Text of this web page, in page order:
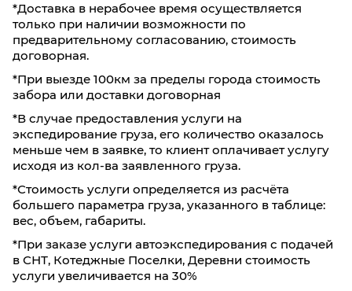
*Доставка в нерабочее время осуществляется
только при наличии возможности по
предварительному согласованию, стоимость
договорная.
*При выезде 100км за пределы города стоимость
забора или доставки договорная
*В случае предоставления услуги на
экспедирование груза, его количество оказалось
меньше чем в заявке, то клиент оплачивает услугу
исходя из кол-ва заявленного груза.
*Стоимость услуги определяется из расчёта
большего параметра груза, указанного в таблице:
вес, объем, габариты.
*При заказе услуги автоэкспедирования с подачей
в СНТ, Котеджные Поселки, Деревни стоимость
услуги увеличивается на 30%